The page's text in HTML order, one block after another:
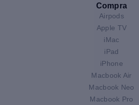
Compra
Airpods
Apple TV
iMac
iPad
iPhone
Macbook Air
Macbook Neo
Macbook Pro